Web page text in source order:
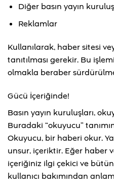
Diğer basın yayın
Reklamlar
Kullanılarak, haber sitesi
tanıtılması gerekir. Bu
olmakla beraber
Gücü İçeriğinde!
Basın yayın kuruluşları,
Buradaki “okuyucu”
Okuyucu, bir haberi okur.
unsur, içeriktir. Eğer haber
içeriğiniz ilgi çekici ve
kullanıcı bakımından